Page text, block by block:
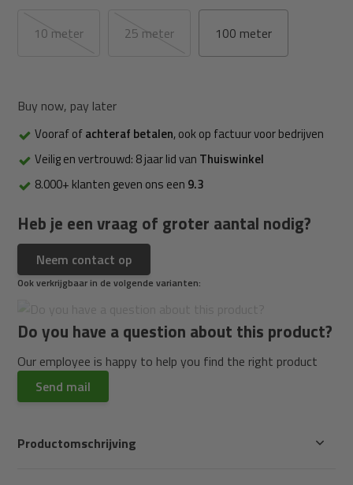
10 meter 25 meter 100 meter
Buy now, pay later
Vooraf ofachteraf betalen, ook op factuur voor bedrijven
Veilig en vertrouwd: 8 jaar lid van Thuiswinkel
8.000+ klanten geven ons een 9.3
Heb je een vraag of groter aantal nodig?
Neem contact op
Ook verkrijgbaar in de volgende varianten:
Do you have a question about this product?
Our employee is happy to help you find the right product
Send mail
Productomschrijving